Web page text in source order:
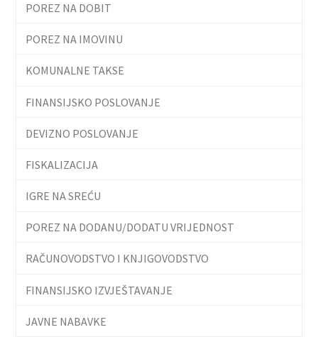
POREZ NA DOBIT
POREZ NA IMOVINU
KOMUNALNE TAKSE
FINANSIJSKO POSLOVANJE
DEVIZNO POSLOVANJE
FISKALIZACIJA
IGRE NA SREĆU
POREZ NA DODANU/DODATU VRIJEDNOST
RAČUNOVODSTVO I KNJIGOVODSTVO
FINANSIJSKO IZVJEŠTAVANJE
JAVNE NABAVKE